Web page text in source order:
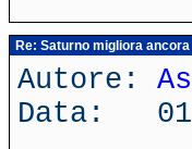
Re: Saturno migliora ancora
Autore:
Data: